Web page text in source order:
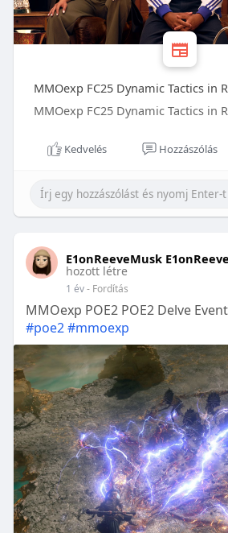
MMOexp FC25 Dynamic Tactics in
MMOexp FC25 Dynamic Tactics in
Kedvelés Hozzászólás
E1onReeveMusk
hozott létre
1 év- Fordítás
MMOexp POE2 POE2 Delve
#poe2#mmoexp